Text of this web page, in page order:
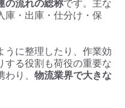
の流れの総称です。主な
庫・出庫・仕分け・保
うに整理したり、作業効
する役割も荷役の重要な
り、 物流業界で大きな